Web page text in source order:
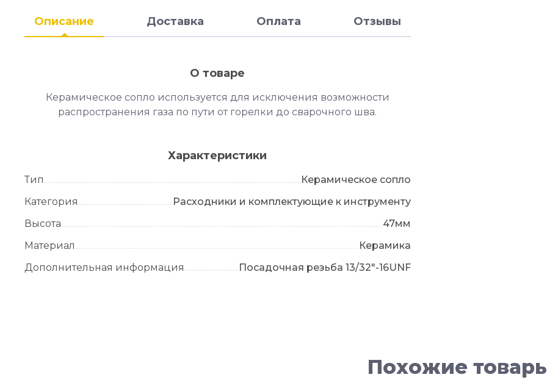
Описание Доставка Оплата Отзывы
О товаре
Керамическое сопло используется для исключения возможности
распространения газа по пути от горелки до сварочного шва.
Характеристики
Тип
Керамическое сопло
Категория
Расходники и комплектующие к инструменту
Высота
47мм
Материал
Керамика
Дополнительная информация
Посадочная резьба 13/32"-16UNF
Похожие